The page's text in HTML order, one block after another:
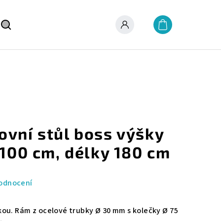
Přihlášení
stůl boss výšky
cm, délky 180 cm
Rám z ocelové trubky Ø 30 mm s kolečky Ø 75